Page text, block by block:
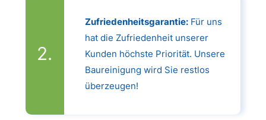
Zufriedenheitsgarantie:Für uns
hat die Zufriedenheit unserer
Kunden höchste Priorität. Unsere
Baureinigung wird Sie restlos
überzeugen!